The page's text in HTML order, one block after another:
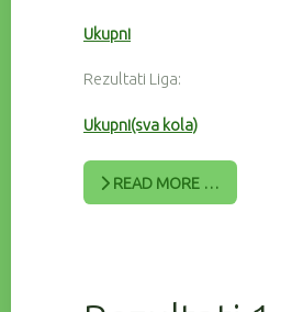
Ukupni
Rezultati Liga:
Ukupni(sva kola)
READ MORE …